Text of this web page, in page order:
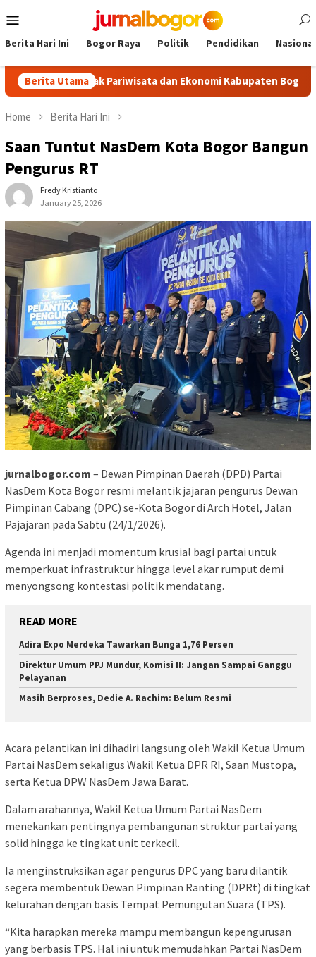
to
Menu
Berita Hari Ini Bogor Raya Politik Pendidikan Nasional
Berita Utama
Pariwisata dan Ekonomi Kabupaten Bogor
Home Berita Hari Ini
Saan Tuntut NasDem Kota Bogor Bangun
Pengurus RT
Fredy Kristianto
January 25, 2026
jurnalbogor.com – Dewan Pimpinan Daerah (DPD) Partai
NasDem Kota Bogor resmi melantik jajaran pengurus Dewan
Pimpinan Cabang (DPC) se-Kota Bogor di Arch Hotel, Jalan
Pajajaran pada Sabtu (24/1/2026).
Agenda ini menjadi momentum krusial bagi partai untuk
memperkuat infrastruktur hingga level akar rumput demi
menyongsong kontestasi politik mendatang.
READ MORE
Adira Expo Merdeka Tawarkan Bunga 1,76 Persen
Direktur Umum PPJ Mundur, Komisi II: Jangan Sampai Ganggu
Pelayanan
Masih Berproses, Dedie A. Rachim: Belum Resmi
Acara pelantikan ini dihadiri langsung oleh Wakil Ketua Umum
Partai NasDem sekaligus Wakil Ketua DPR RI, Saan Mustopa,
serta Ketua DPW NasDem Jawa Barat.
Dalam arahannya, Wakil Ketua Umum Partai NasDem
menekankan pentingnya pembangunan struktur partai yang
solid hingga ke tingkat unit terkecil.
Ia menginstruksikan agar pengurus DPC yang baru dilantik
segera membentuk Dewan Pimpinan Ranting (DPRt) di tingkat
kelurahan dengan basis Tempat Pemungutan Suara (TPS).
“Kita harapkan mereka mampu membangun kepengurusan
yang berbasis TPS. Hal ini untuk memudahkan Partai NasDem